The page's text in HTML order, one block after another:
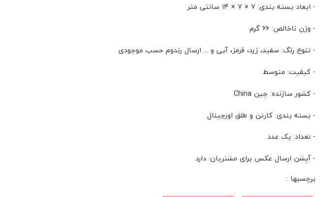
- ابعاد بسته بندی: ۷ × ۷ × ۱۴ سانتی متر
- وزن ناخالص: ۶۶ گرم
- تنوع رنگ: سفید، زرد، قرمز، آبی و ... ارسال رندوم حسب موجودی
- کیفیت: متوسط
- کشور سازنده: چین China
- بسته بندی: کارتن و طلق اورجینال
- تعداد: یک عدد
- آپشن ارسال عکس برای مشتریان: دارد
برچسبها :